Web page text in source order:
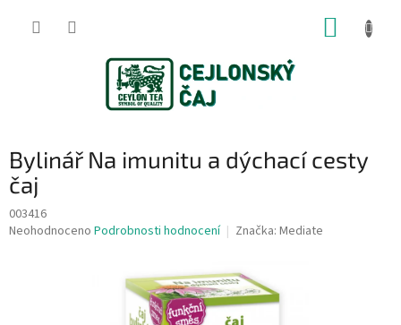
Bylinář Na imunitu a dýchací cesty
čaj
003416
Průměrné
Neohodnoceno Podrobnosti hodnocení Značka: Mediate